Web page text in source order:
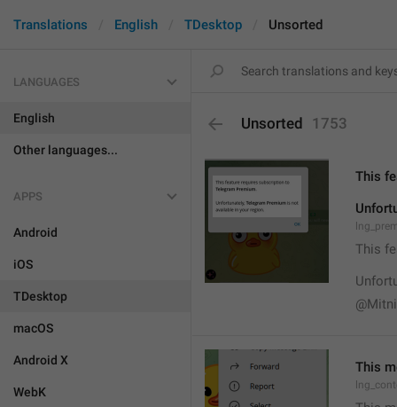
Translations English TDesktop Unsorted
LANGUAGES
English
Other languages...
APPS
Android
iOS
TDesktop
macOS
Android X
WebK
Unsorted 1753
This
This
This